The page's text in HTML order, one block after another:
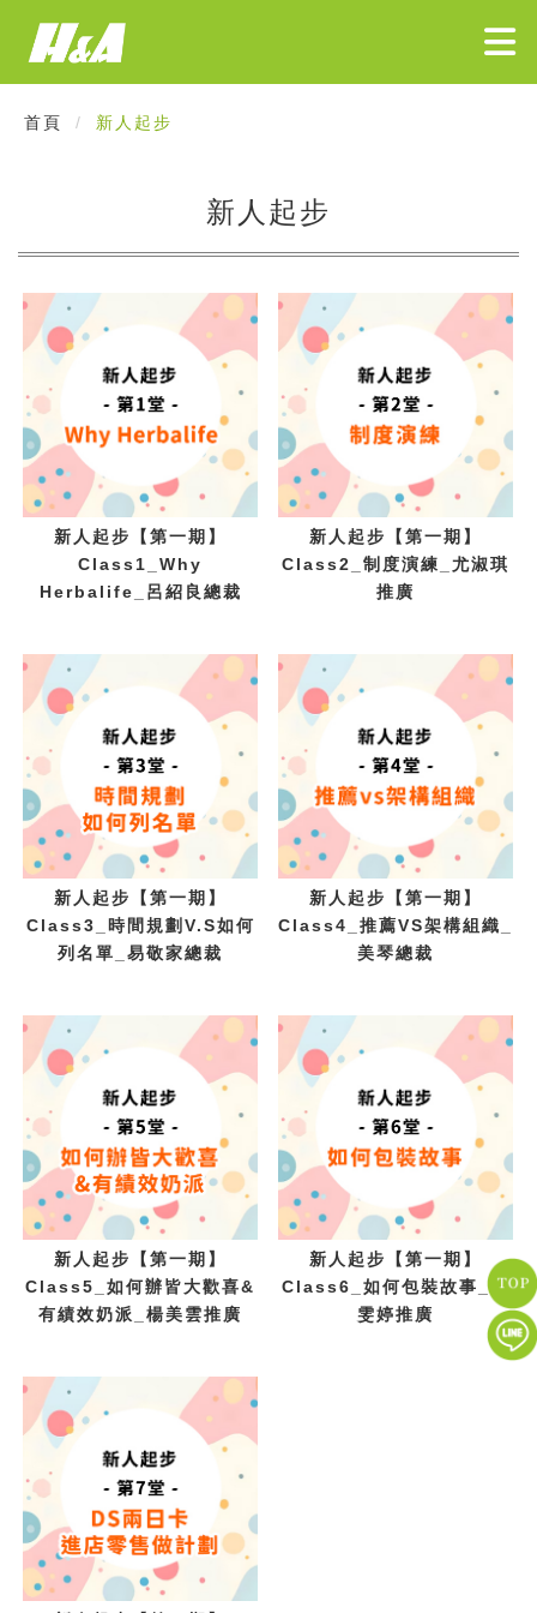
首頁 新人起步
新人起步
新人起步【第一期】
Class1_Why
Herbalife_呂紹良總裁
新人起步【第一期】
Class2_制度演練_尤淑琪
推廣
新人起步【第一期】
Class3_時間規劃V.S如何
列名單_易敬家總裁
新人起步【第一期】
Class4_推薦VS架構組織_
美琴總裁
新人起步【第一期】
Class5_如何辦皆大歡喜&
有績效奶派_楊美雲推廣
新人起步【第一期】
Class6_如何包裝故事_呂
雯婷推廣